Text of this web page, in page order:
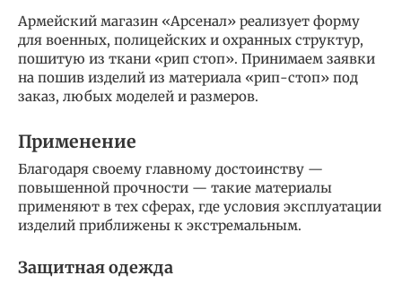
Армейский магазин «Арсенал» реализует форму
для военных, полицейских и охранных структур,
пошитую из ткани «рип стоп». Принимаем заявки
на пошив изделий из материала «рип-стоп» под
заказ, любых моделей и размеров.
Применение
Благодаря своему главному достоинству —
повышенной прочности — такие материалы
применяют в тех сферах, где условия эксплуатации
изделий приближены к экстремальным.
Защитная одежда